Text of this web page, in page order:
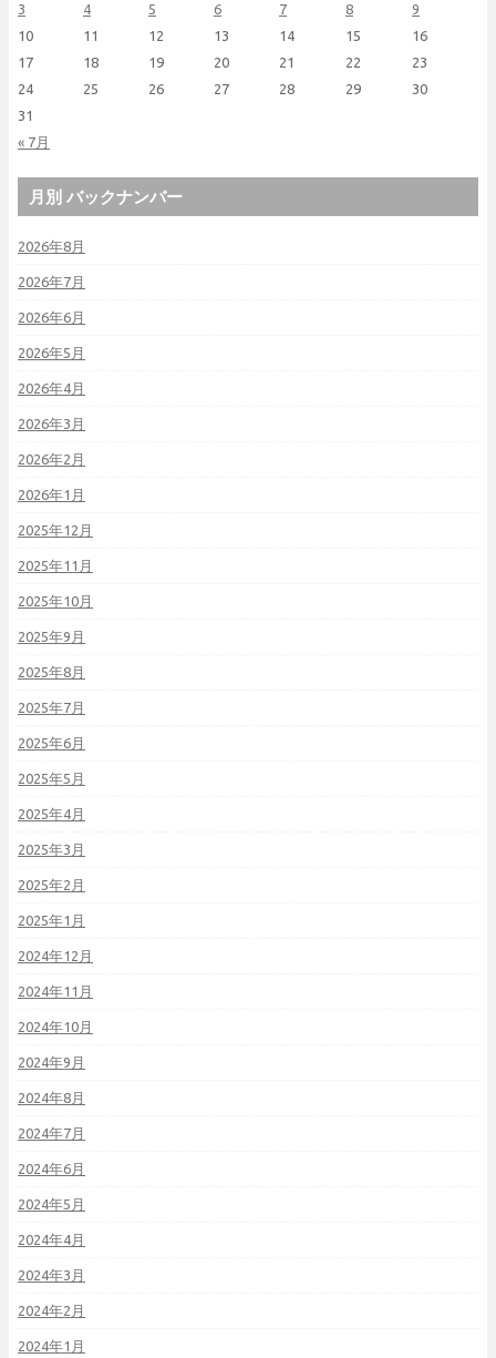
« 7月
3
4 5 6 7 8
9
10
11 12 13 14 15
16
17
18 19 20 21 22
23
24
25 26 27 28 29
30
31
月別 バックナンバー
2026年8月
2026年7月
2026年6月
2026年5月
2026年4月
2026年3月
2026年2月
2026年1月
2025年12月
2025年11月
2025年10月
2025年9月
2025年8月
2025年7月
2025年6月
2025年5月
2025年4月
2025年3月
2025年2月
2025年1月
2024年12月
2024年11月
2024年10月
2024年9月
2024年8月
2024年7月
2024年6月
2024年5月
2024年4月
2024年3月
2024年2月
2024年1月